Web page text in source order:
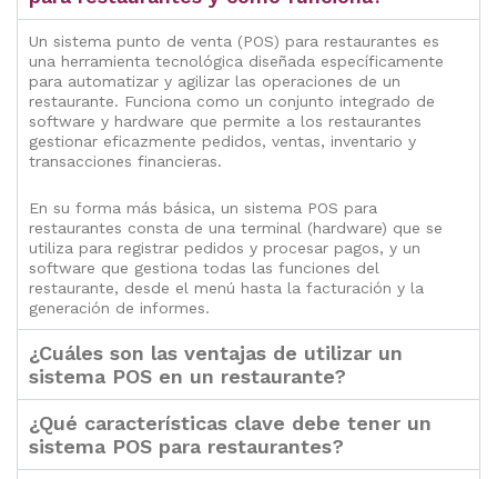
Un sistema punto de venta (POS) para restaurantes es
una herramienta tecnológica diseñada específicamente
para automatizar y agilizar las operaciones de un
restaurante. Funciona como un conjunto integrado de
software y hardware que permite a los restaurantes
gestionar eficazmente pedidos, ventas, inventario y
transacciones financieras.
En su forma más básica, un sistema POS para
restaurantes consta de una terminal (hardware) que se
utiliza para registrar pedidos y procesar pagos, y un
software que gestiona todas las funciones del
restaurante, desde el menú hasta la facturación y la
generación de informes.
¿Cuáles son las ventajas de utilizar un
sistema POS en un restaurante?
¿Qué características clave debe tener un
sistema POS para restaurantes?